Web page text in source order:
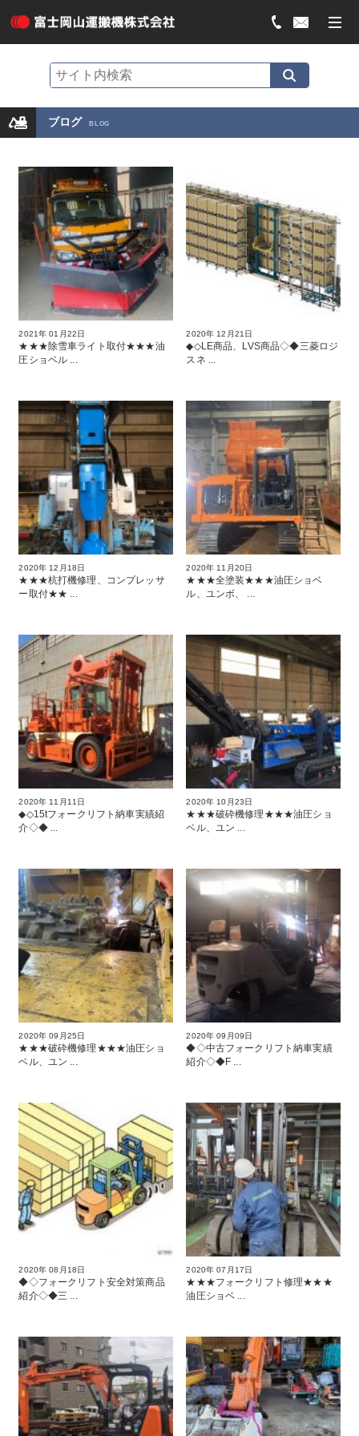
ブログ BLOG
2021年 01月22日
★★★除雪車ライト取付★★★油
圧ショベル ...
2020年 12月21日
◆◇LE商品、LVS商品◇◆三菱ロジ
スネ ...
2020年 12月18日
★★★杭打機修理、コンプレッサ
ー取付★★ ...
2020年 11月20日
★★★全塗装★★★油圧ショベ
ル、ユンボ、 ...
2020年 11月11日
◆◇15tフォークリフト納車実績紹
介◇◆ ...
2020年 10月23日
★★★破砕機修理★★★油圧ショ
ベル、ユン ...
2020年 09月25日
★★★破砕機修理★★★油圧ショ
ベル、ユン ...
2020年 09月09日
◆◇中古フォークリフト納車実績
紹介◇◆F ...
2020年 08月18日
◆◇フォークリフト安全対策商品
紹介◇◆三 ...
2020年 07月17日
★★★フォークリフト修理★★★
油圧ショベ ...